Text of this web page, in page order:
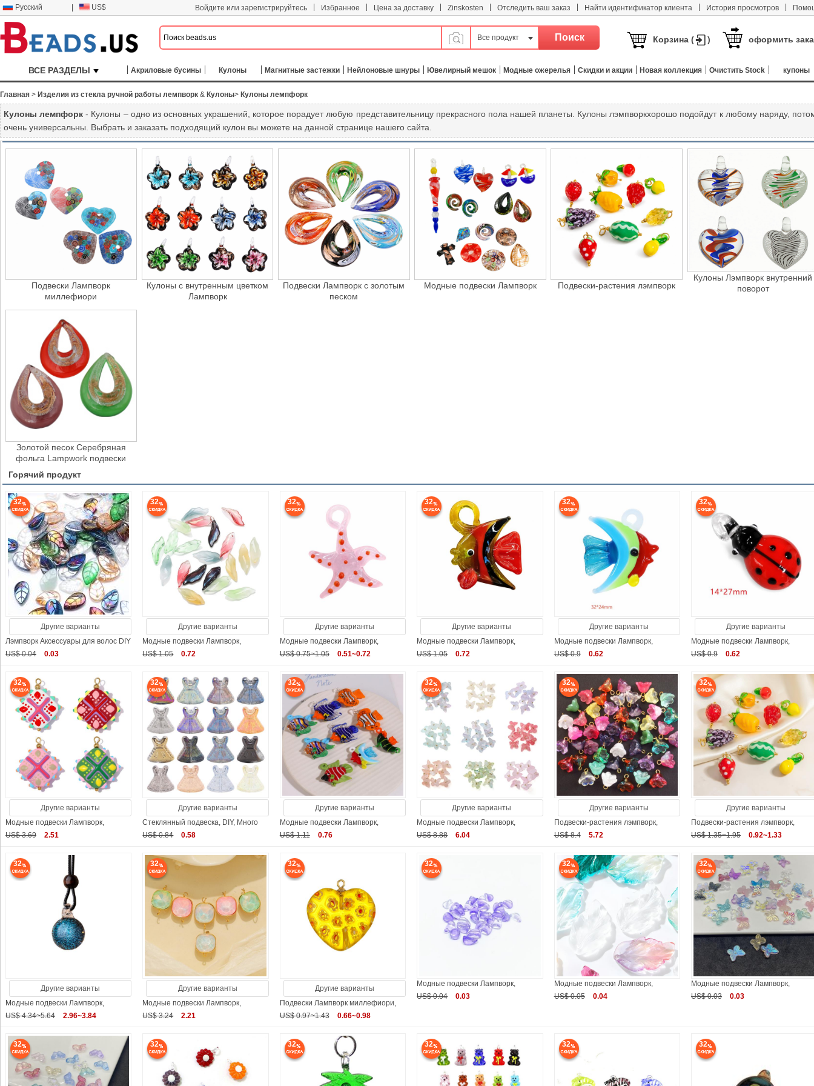
Русский US$ Войдите или зарегистрируйтесь Избранное Цена за доставку Zinskosten Отследить ваш заказ Найти идентификатор клиента История просмотров
Все продукт Корзина ( ) оформить
ВСЕ РАЗДЕЛЫ Акриловые бусины Кулоны Магнитные застежки Нейлоновые шнуры Ювелирный мешок Модные ожерелья Скидки и акции Новая коллекция Очистить Stock купоны
Главная > Изделия из стекла ручной работы лемпворк & Кулоны> Кулоны лемпфорк
Кулоны лемпфорк - Кулоны – одно из основных украшений, которое порадует любую представительницу прекрасного пола нашей планеты. Кулоны лэмпворкхорошо подойдут к любому наряду,
очень универсальны. Выбрать и заказать подходящий кулон вы можете на данной странице нашего сайта.
Подвески Лампворк
миллефиори
Кулоны с внутренным цветком
Лампворк
Подвески Лампворк с золотым
песком
Модные подвески Лампворк Подвески-растения лэмпворк
Кулоны Лэмпворк внутренний
поворот
Золотой песок Серебряная
фольга Lampwork подвески
Горячий продукт
32
Другие варианты
Лэмпворк Аксессуары для волос DIY
US$ 0.04
0.03
32
Другие варианты
Модные подвески Лампворк,
US$ 1.05
0.72
32
Другие варианты
Модные подвески Лампворк,
US$ 0.75~1.05
0.51~0.72
32
Другие варианты
Модные подвески Лампворк,
US$ 1.05
0.72
32
Другие варианты
Модные подвески Лампворк,
US$ 0.9
0.62
32
Другие варианты
Модные подвески Лампворк,
US$ 0.9
0.62
32
Другие варианты
Модные подвески Лампворк,
US$ 3.69
2.51
32
Другие варианты
Стеклянный подвеска, DIY, Много
US$ 0.84
0.58
32
Другие варианты
Модные подвески Лампворк,
US$ 1.11
0.76
32
Другие варианты
Модные подвески Лампворк,
US$ 8.88
6.04
32
Другие варианты
Подвески-растения лэмпворк,
US$ 8.4
5.72
32
Другие варианты
Подвески-растения лэмпворк,
US$ 1.35~1.95
0.92~1.33
32
Другие варианты
Модные подвески Лампворк,
US$ 4.34~5.64
2.96~3.84
32
Другие варианты
Модные подвески Лампворк,
US$ 3.24
2.21
32
Другие варианты
Подвески Лампворк миллефиори,
US$ 0.97~1.43
0.66~0.98
32
Модные подвески Лампворк,
US$ 0.04
0.03
32
Модные подвески Лампворк,
US$ 0.05
0.04
32
Модные подвески Лампворк,
US$ 0.03
0.03
32 32 32 32 32 32